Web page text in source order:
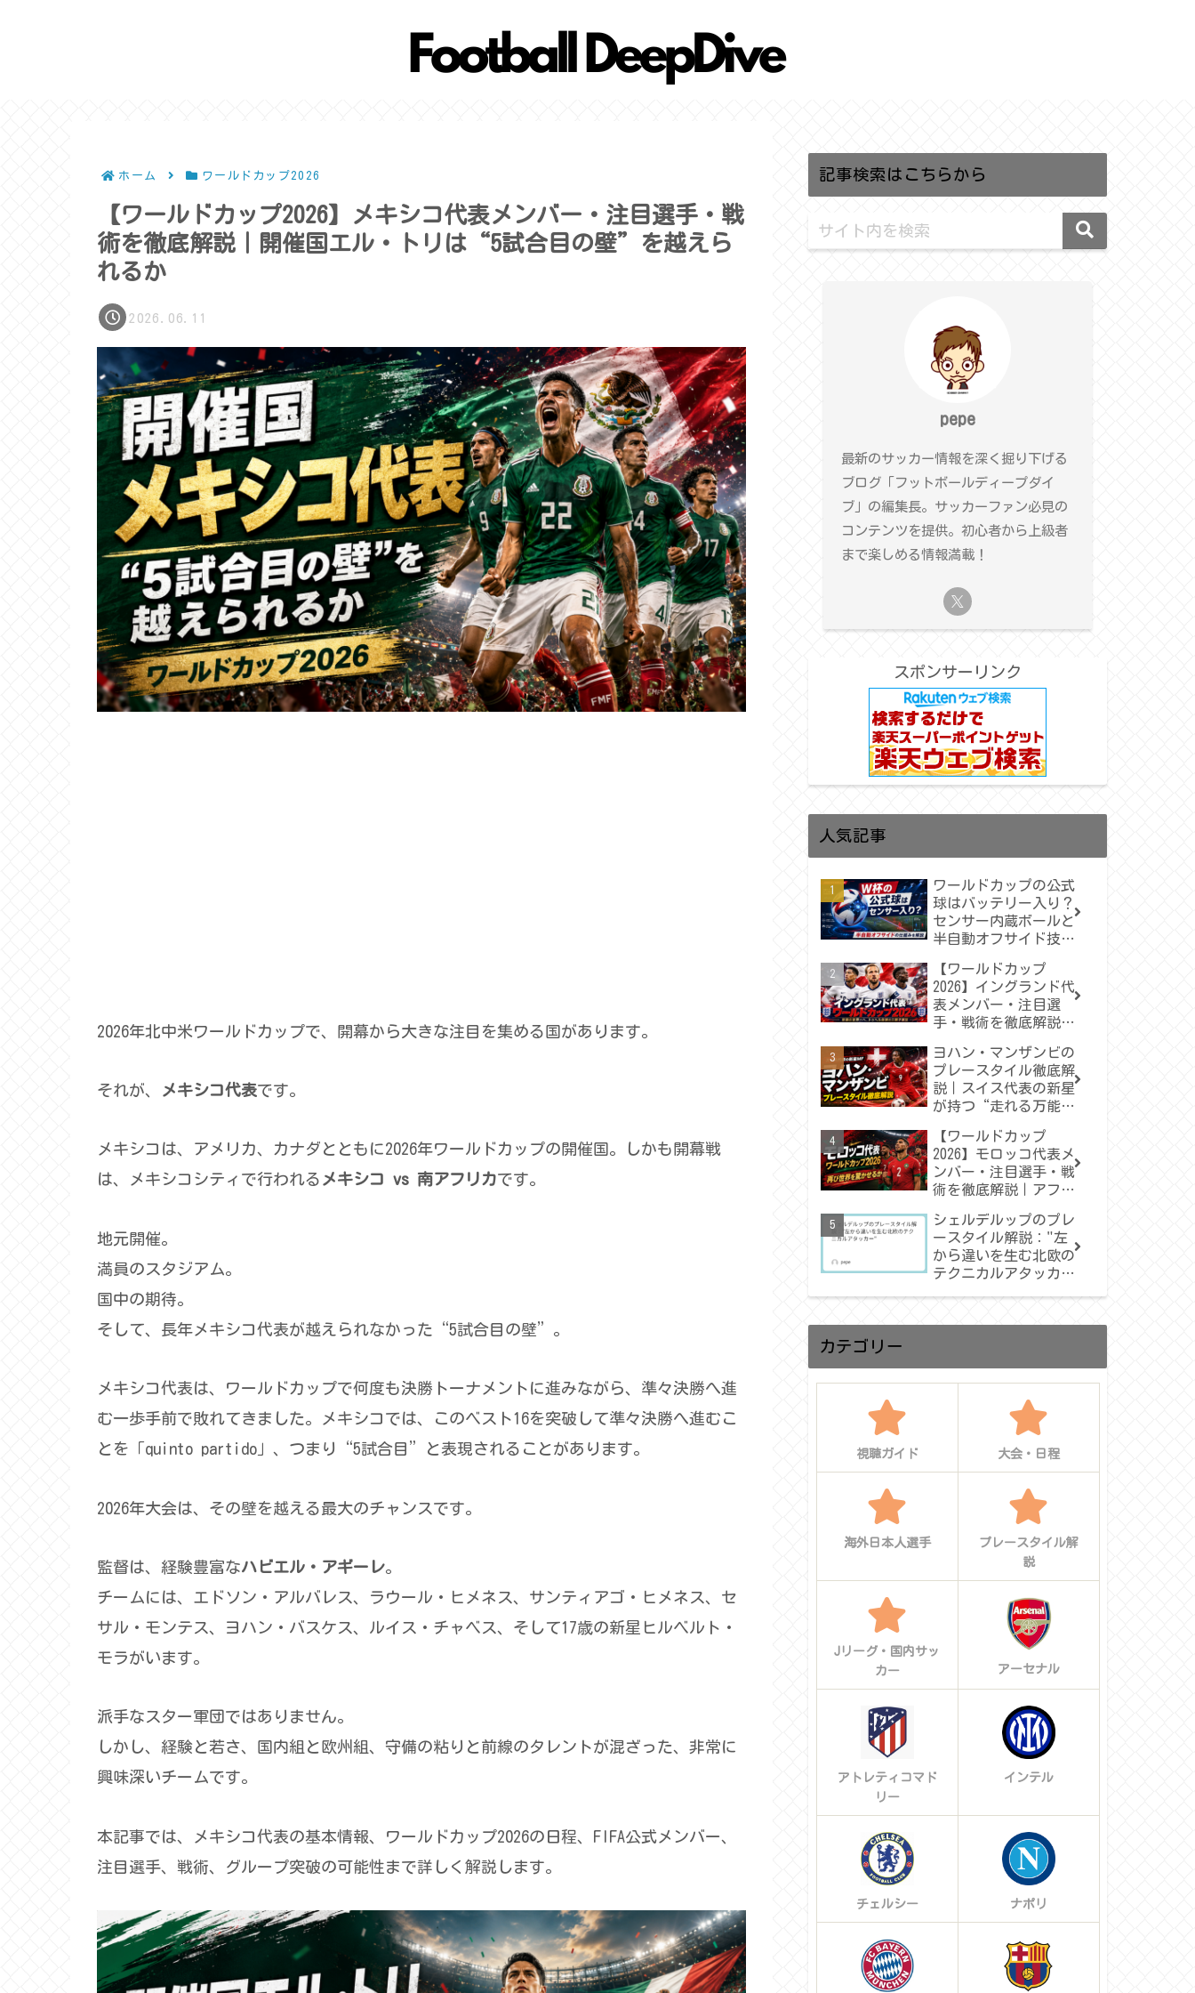
ホーム ワールドカップ2026
【ワールドカップ2026】メキシコ代表メンバー・注目選手・戦
術を徹底解説｜開催国エル・トリは“5試合目の壁”を越えら
れるか
2026.06.11
2026年北中米ワールドカップで、開幕から大きな注目を集める国があります。
それが、 メキシコ代表です。
メキシコは、アメリカ、カナダとともに2026年ワールドカップの開催国。しかも開幕戦
は、メキシコシティで行われる メキシコ vs 南アフリカです。
地元開催。
満員のスタジアム。
国中の期待。
そして、長年メキシコ代表が越えられなかった“5試合目の壁”。
メキシコ代表は、ワールドカップで何度も決勝トーナメントに進みながら、準々決勝へ進
む一歩手前で敗れてきました。メキシコでは、このベスト16を突破して準々決勝へ進むこ
とを「quinto partido」、つまり“5試合目”と表現されることがあります。
2026年大会は、その壁を越える最大のチャンスです。
監督は、経験豊富なハビエル・アギーレ。
チームには、エドソン・アルバレス、ラウール・ヒメネス、サンティアゴ・ヒメネス、セ
サル・モンテス、ヨハン・バスケス、ルイス・チャベス、そして17歳の新星ヒルベルト・
モラがいます。
派手なスター軍団ではありません。
しかし、経験と若さ、国内組と欧州組、守備の粘りと前線のタレントが混ざった、非常に
興味深いチームです。
本記事では、メキシコ代表の基本情報、ワールドカップ2026の日程、FIFA公式メンバー、
注目選手、戦術、グループ突破の可能性まで詳しく解説します。
記事検索はこちらから
pepe
最新のサッカー情報を深く掘り下げる
ブログ「フットボールディープダイ
ブ」の編集長。サッカーファン必見の
コンテンツを提供。初心者から上級者
まで楽しめる情報満載！
スポンサーリンク
人気記事
ワールドカップの公式
球はバッテリー入り？
センサー内蔵ボールと
半自動オフサイド技術
【ワールドカップ
2026】イングランド代
表メンバー・注目選
手・戦術を徹底解説｜
獅子軍団”は悲願の世
界一へ届くのか
ヨハン・マンザンビの
プレースタイル徹底解
説｜スイス代表の新星
が持つ“走れる万能型
【ワールドカップ
2026】モロッコ代表メ
ンバー・注目選手・戦
術を徹底解説｜アフリ
た“アトラスの獅
子”は再び世界を驚か
せるか
シェルデルップのプレ
ースタイル解説："左
から違いを生む北欧の
テクニカルアタッカ
カテゴリー
視聴ガイド 大会・日程
海外日本人選手
プレースタイル解
説
Jリーグ・国内サッ
カー
アーセナル
アトレティコマド
リー
インテル
チェルシー ナポリ